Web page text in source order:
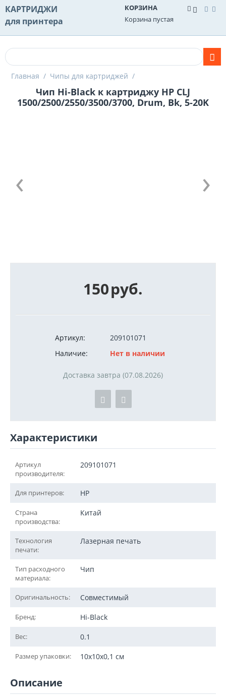
КАРТРИДЖИ
для принтера
КОРЗИНА
Корзина пустая
Главная / Чипы для картриджей /
Чип Hi-Black к картриджу HP CLJ
1500/2500/2550/3500/3700, Drum, Bk, 5-20K
150руб.
Артикул:
209101071
Наличие:
Нет в наличии
Доставка завтра (07.08.2026)
Характеристики
Артикул
производителя:
209101071
Для принтеров: HP
Страна
производства:
Китай
Технология
печати:
Лазерная печать
Тип расходного
материала:
Чип
Оригинальность: Совместимый
Бренд: Hi-Black
Вес: 0.1
Размер упаковки: 10x10x0,1 см
Описание